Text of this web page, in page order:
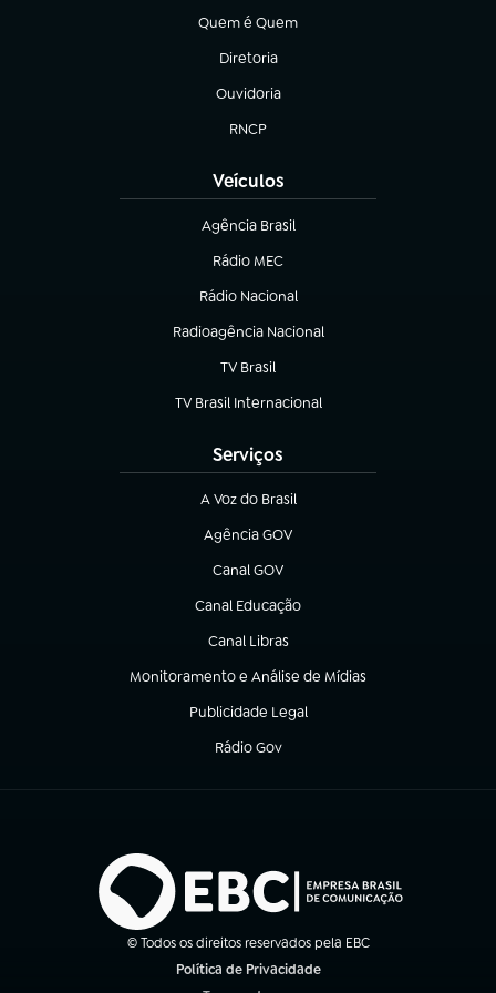
Quem é Quem
(abre em nova aba)
Diretoria
(abre em nova aba)
Ouvidoria
(abre em nova aba)
RNCP
(abre em nova aba)
Veículos
Agência Brasil
(abre em nova aba)
Rádio MEC
(abre em nova aba)
Rádio Nacional
Radioagência Nacional
(abre em nova aba)
TV Brasil
(abre em nova aba)
TV Brasil Internacional
(abre em nova aba)
Serviços
A Voz do Brasil
(abre em nova aba)
Agência GOV
(abre em nova aba)
Canal GOV
(abre em nova aba)
Canal Educação
(abre em nova aba)
Canal Libras
(abre em nova aba)
Monitoramento e Análise de Mídias
(abre em nova aba)
Publicidade Legal
(abre em nova aba)
Rádio Gov
(abre em nova aba)
© Todos os direitos reservados pela EBC
Política de Privacidade